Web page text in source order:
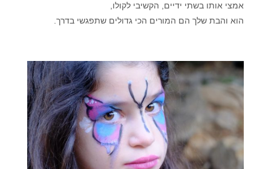
אמצי אותו בשתי ידיים, הקשיבי לקולו,
הוא והבת שלך הם המורים הכי גדולים שתפגשי בדרך.